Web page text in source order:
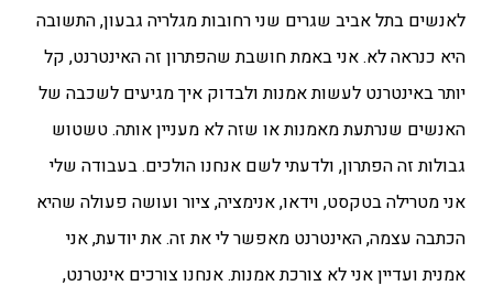
לאנשים בתל אביב שגרים שני רחובות מגלריה גבעון, התשובה
היא כנראה לא. אני באמת חושבת שהפתרון זה האינטרנט, קל
יותר באינטרנט לעשות אמנות ולבדוק איך מגיעים לשכבה של
האנשים שנרתעת מאמנות או שזה לא מעניין אותה. טשטוש
גבולות זה הפתרון, ולדעתי לשם אנחנו הולכים. בעבודה שלי
אני מטרילה בטקסט, וידאו, אנימציה, ציור ועושה פעולה שהיא
הכתבה עצמה, האינטרנט מאפשר לי את זה. את יודעת, אני
אמנית ועדיין אני לא צורכת אמנות. אנחנו צורכים אינטרנט,